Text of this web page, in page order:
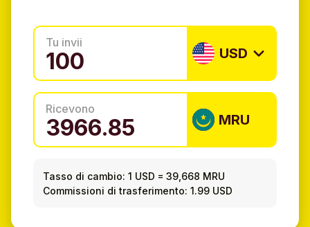
Tu invii
USD
Ricevono
MRU
Tasso di cambio: 1 USD =39,668 MRU
Commissioni di trasferimento: 1.99 USD